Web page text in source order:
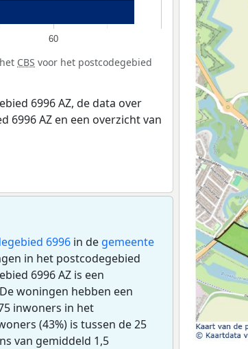
60
CBS voor het postcodegebied
6996 AZ, de data over
6996 AZ en een overzicht van
6996 in de gemeente
in het postcodegebied
6996 AZ is een
woningen hebben een
inwoners in het
(43%) is tussen de 25
van gemiddeld 1,5